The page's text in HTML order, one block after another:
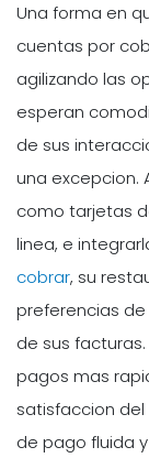
Una forma en
cuentas por
agilizando las
esperan
de sus
una excepcion.
como tarjetas
linea, e
cobrar, su
preferencias
de sus
pagos mas
satisfaccion
de pago fluida